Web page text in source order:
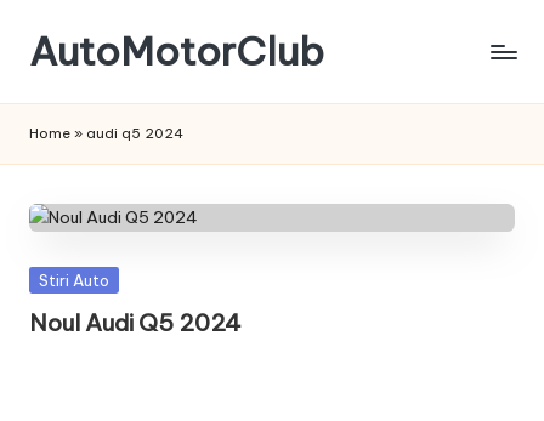
Skip
content
AutoMotorClub
masini
pasionatii
de
Home » audi q5 2024
Posted
Stiri Auto
Noul Audi Q5 2024